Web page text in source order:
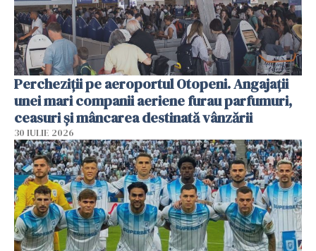
Percheziții pe aeroportul Otopeni. Angajații
unei mari companii aeriene furau parfumuri,
ceasuri și mâncarea destinată vânzării
30 IULIE 2026